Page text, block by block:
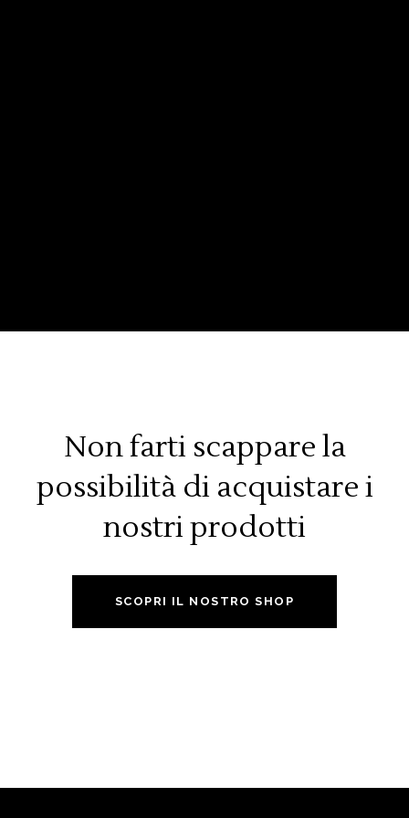
Non farti scappare la
possibilità di acquistare i
nostri prodotti
SCOPRI IL NOSTRO SHOP